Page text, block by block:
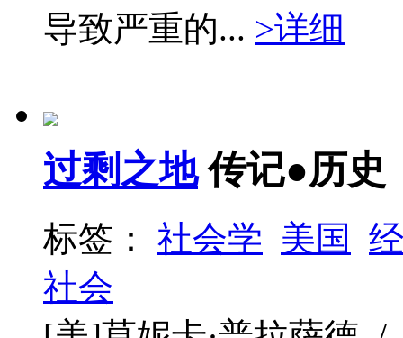
导致严重的... >详细
过剩之地 传记●历史
标签： 社会学 美国
社会